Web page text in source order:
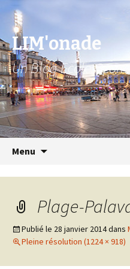
LIM'onade
Un Blog
Menu
Plage-
Publié le 28 janvier 2014dans
Pleine résolution (1224 × 918)